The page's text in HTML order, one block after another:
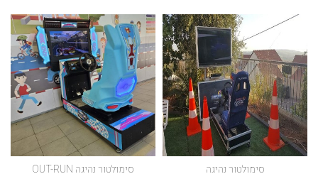
סימולטור נהיגה סימולטור נהיגה OUT-RUN